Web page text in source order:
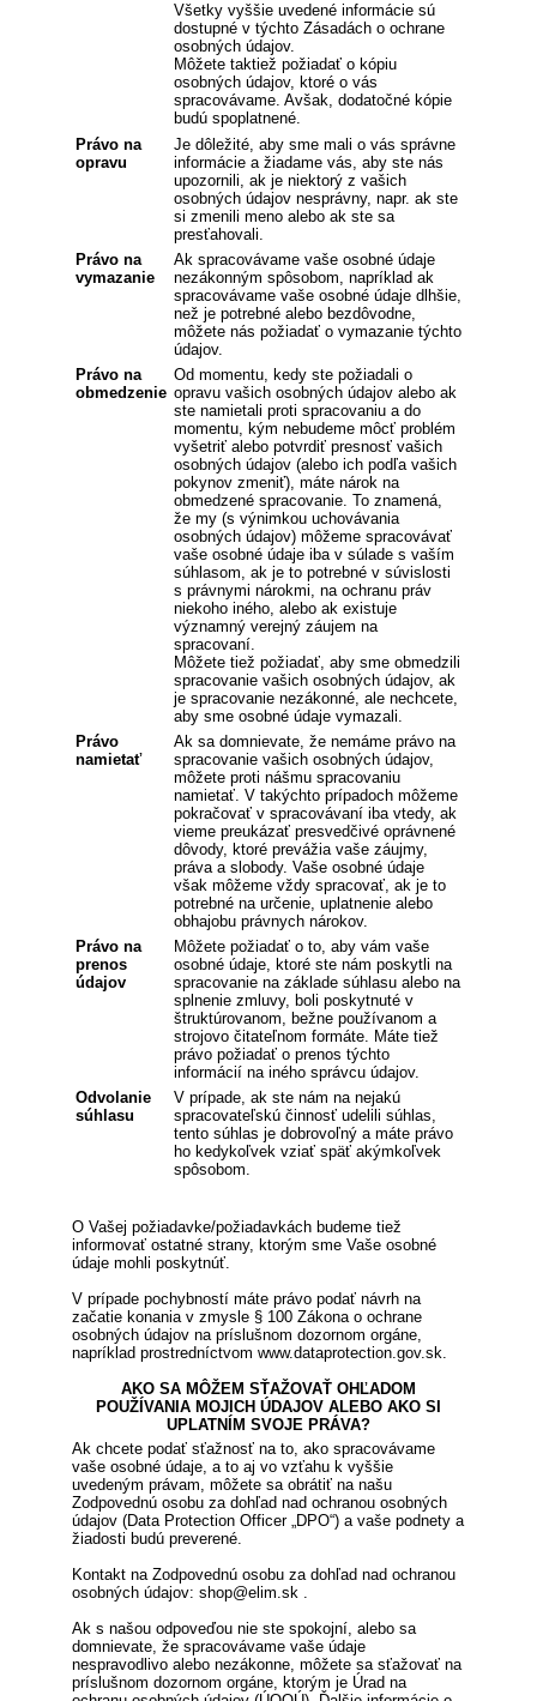
Všetky vyššie uvedené informácie sú
dostupné v týchto Zásadách o ochrane
osobných údajov.
Môžete taktiež požiadať o kópiu
osobných údajov, ktoré o vás
spracovávame. Avšak, dodatočné kópie
budú spoplatnené.
Právo na
opravu
Je dôležité, aby sme mali o vás správne
informácie a žiadame vás, aby ste nás
upozornili, ak je niektorý z vašich
osobných údajov nesprávny, napr. ak ste
si zmenili meno alebo ak ste sa
presťahovali.
Právo na
vymazanie
Ak spracovávame vaše osobné údaje
nezákonným spôsobom, napríklad ak
spracovávame vaše osobné údaje dlhšie,
než je potrebné alebo bezdôvodne,
môžete nás požiadať o vymazanie týchto
údajov.
Právo na
obmedzenie
Od momentu, kedy ste požiadali o
opravu vašich osobných údajov alebo ak
ste namietali proti spracovaniu a do
momentu, kým nebudeme môcť problém
vyšetriť alebo potvrdiť presnosť vašich
osobných údajov (alebo ich podľa vašich
pokynov zmeniť), máte nárok na
obmedzené spracovanie. To znamená,
že my (s výnimkou uchovávania
osobných údajov) môžeme spracovávať
vaše osobné údaje iba v súlade s vaším
súhlasom, ak je to potrebné v súvislosti
s právnymi nárokmi, na ochranu práv
niekoho iného, alebo ak existuje
významný verejný záujem na
spracovaní.
Môžete tiež požiadať, aby sme obmedzili
spracovanie vašich osobných údajov, ak
je spracovanie nezákonné, ale nechcete,
aby sme osobné údaje vymazali.
Právo
namietať
Ak sa domnievate, že nemáme právo na
spracovanie vašich osobných údajov,
môžete proti nášmu spracovaniu
namietať. V takýchto prípadoch môžeme
pokračovať v spracovávaní iba vtedy, ak
vieme preukázať presvedčivé oprávnené
dôvody, ktoré prevážia vaše záujmy,
práva a slobody. Vaše osobné údaje
však môžeme vždy spracovať, ak je to
potrebné na určenie, uplatnenie alebo
obhajobu právnych nárokov.
Právo na
prenos
údajov
Môžete požiadať o to, aby vám vaše
osobné údaje, ktoré ste nám poskytli na
spracovanie na základe súhlasu alebo na
splnenie zmluvy, boli poskytnuté v
štruktúrovanom, bežne používanom a
strojovo čitateľnom formáte. Máte tiež
právo požiadať o prenos týchto
informácií na iného správcu údajov.
Odvolanie
súhlasu
V prípade, ak ste nám na nejakú
spracovateľskú činnosť udelili súhlas,
tento súhlas je dobrovoľný a máte právo
ho kedykoľvek vziať späť akýmkoľvek
spôsobom.
O Vašej požiadavke/požiadavkách budeme tiež
informovať ostatné strany, ktorým sme Vaše osobné
údaje mohli poskytnúť.
V prípade pochybností máte právo podať návrh na
začatie konania v zmysle § 100 Zákona o ochrane
osobných údajov na príslušnom dozornom orgáne,
napríklad prostredníctvom www.dataprotection.gov.sk.
AKO SA MÔŽEM SŤAŽOVAŤ OHĽADOM
POUŽÍVANIA MOJICH ÚDAJOV ALEBO AKO SI
UPLATNÍM SVOJE PRÁVA?
Ak chcete podať sťažnosť na to, ako spracovávame
vaše osobné údaje, a to aj vo vzťahu k vyššie
uvedeným právam, môžete sa obrátiť na našu
Zodpovednú osobu za dohľad nad ochranou osobných
údajov (Data Protection Officer „DPO“) a vaše podnety a
žiadosti budú preverené.
Kontakt na Zodpovednú osobu za dohľad nad ochranou
osobných údajov: shop@elim.sk .
Ak s našou odpoveďou nie ste spokojní, alebo sa
domnievate, že spracovávame vaše údaje
nespravodlivo alebo nezákonne, môžete sa sťažovať na
príslušnom dozornom orgáne, ktorým je Úrad na